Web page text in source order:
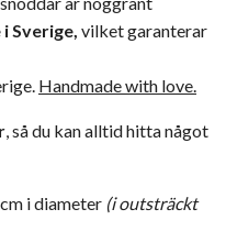
Sverige, vilket garanterar
Handmade with love.
, så du kan alltid hitta något
i diameter (i outsträckt